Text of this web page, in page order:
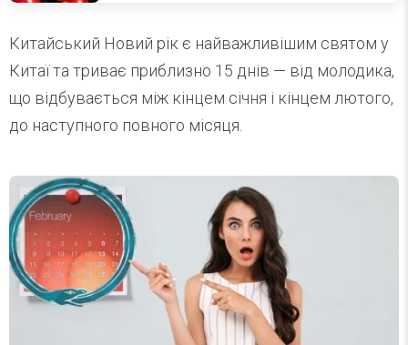
Китайський Новий рік є найважливішим святом у
Китаї та триває приблизно 15 днів — від молодика,
що відбувається між кінцем січня і кінцем лютого,
до наступного повного місяця.